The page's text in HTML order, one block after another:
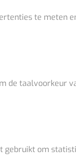
te meten
de taalvoorkeur
gebruikt om